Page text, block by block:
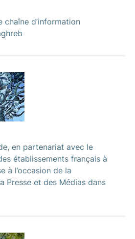
chaîne d’information
en partenariat avec le
établissements français à
à l’occasion de la
Presse et des Médias dans